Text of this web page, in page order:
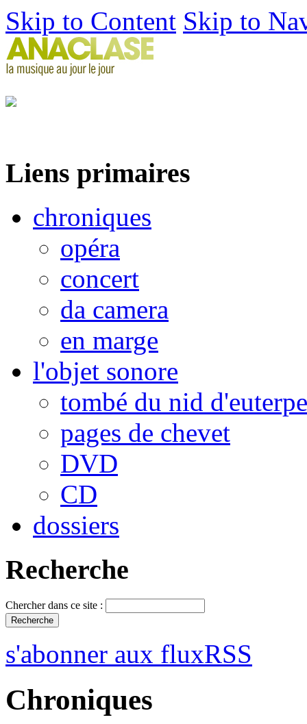
Skip to Content Skip to
Liens primaires
chroniques
opéra
concert
da camera
en marge
l'objet sonore
tombé du nid d'euterpe
pages de chevet
DVD
CD
dossiers
Recherche
Chercher dans ce site :
s'abonner aux fluxRSS
Chroniques